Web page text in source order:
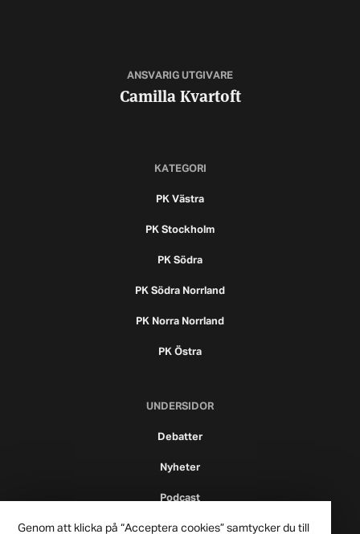
ANSVARIG UTGIVARE
Camilla Kvartoft
KATEGORI
PK Västra
PK Stockholm
PK Södra
PK Södra Norrland
PK Norra Norrland
PK Östra
UNDERSIDOR
Debatter
Nyheter
Podcast
Genom att klicka på “Acceptera cookies” samtycker du till